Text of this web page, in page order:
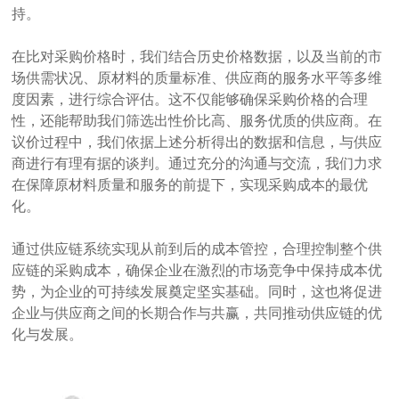
持。
在比对采购价格时，我们结合历史价格数据，以及当前的市
场供需状况、原材料的质量标准、供应商的服务水平等多维
度因素，进行综合评估。这不仅能够确保采购价格的合理
性，还能帮助我们筛选出性价比高、服务优质的供应商。在
议价过程中，我们依据上述分析得出的数据和信息，与供应
商进行有理有据的谈判。通过充分的沟通与交流，我们力求
在保障原材料质量和服务的前提下，实现采购成本的最优
化。
通过供应链系统实现从前到后的成本管控，合理控制整个供
应链的采购成本，确保企业在激烈的市场竞争中保持成本优
势，为企业的可持续发展奠定坚实基础。同时，这也将促进
企业与供应商之间的长期合作与共赢，共同推动供应链的优
化与发展。